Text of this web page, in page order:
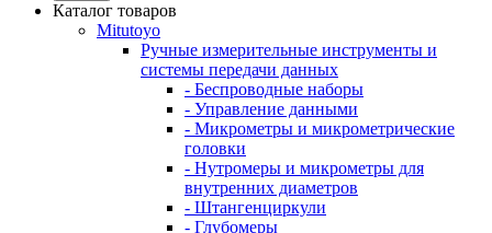
Каталог товаров
Mitutoyo
Ручные измерительные инструменты и
системы передачи данных
- Беспроводные наборы
- Управление данными
- Микрометры и микрометрические
головки
- Нутромеры и микрометры для
внутренних диаметров
- Штангенциркули
- Глубомеры